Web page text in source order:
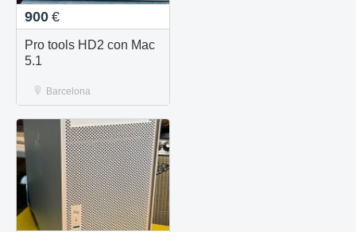
900 €
Pro tools HD2 con Mac
5.1
Barcelona